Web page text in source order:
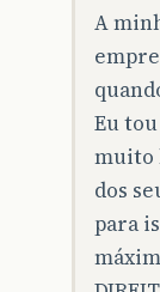
A
Eu
muito
dos
para